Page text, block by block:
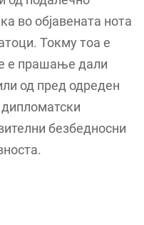
во објавената нота
Токму тоа е
е прашање дали
од пред одреден
безбедносни